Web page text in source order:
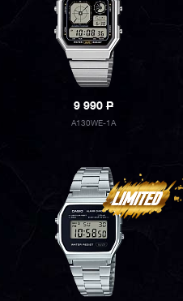
9 990P
A130WE-1A